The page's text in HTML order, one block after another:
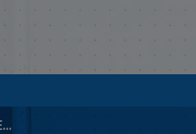
1038-2019 SEGUNDA LECTURA